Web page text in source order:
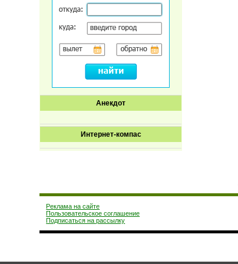
Анекдот
Интернет-компас
Реклама на сайте
Пользовательское соглашение
Подписаться на рассылку